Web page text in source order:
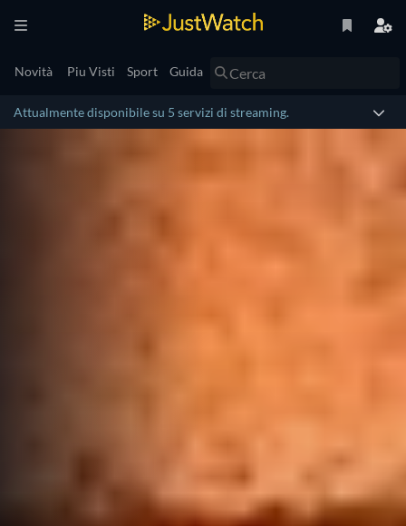
Novità Piu Visti Sport Guida
Attualmente disponibile su 5 servizi di streaming.